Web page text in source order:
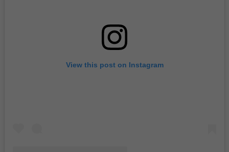
View this post on Instagram